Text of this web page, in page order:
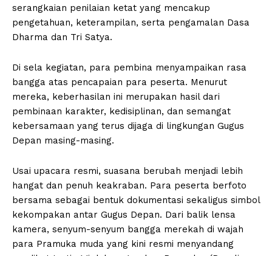
serangkaian penilaian ketat yang mencakup
pengetahuan, keterampilan, serta pengamalan Dasa
Dharma dan Tri Satya.
Di sela kegiatan, para pembina menyampaikan rasa
bangga atas pencapaian para peserta. Menurut
mereka, keberhasilan ini merupakan hasil dari
pembinaan karakter, kedisiplinan, dan semangat
kebersamaan yang terus dijaga di lingkungan Gugus
Depan masing-masing.
Usai upacara resmi, suasana berubah menjadi lebih
hangat dan penuh keakraban. Para peserta berfoto
bersama sebagai bentuk dokumentasi sekaligus simbol
kekompakan antar Gugus Depan. Dari balik lensa
kamera, senyum-senyum bangga merekah di wajah
para Pramuka muda yang kini resmi menyandang